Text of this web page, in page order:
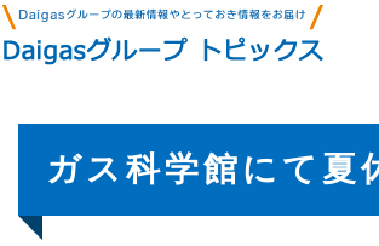
ガス科学館にて夏